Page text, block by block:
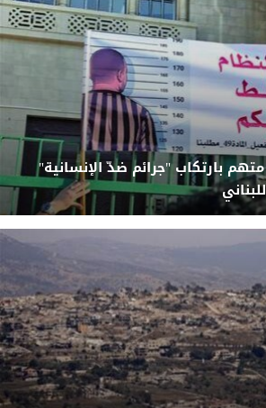
بارتكاب "جرائم ضدّ الإنسانية"